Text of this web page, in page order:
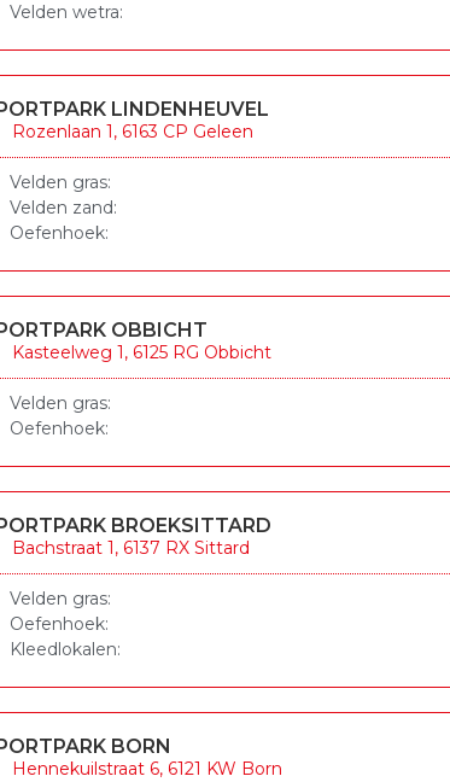
Velden wetra:
LINDENHEUVEL
Rozenlaan 1, 6163 CP Geleen
Velden gras:
Velden zand:
Oefenhoek:
OBBICHT
Kasteelweg 1, 6125 RG Obbicht
Velden gras:
Oefenhoek:
BROEKSITTARD
Bachstraat 1, 6137 RX Sittard
Velden gras:
Oefenhoek:
Kleedlokalen:
BORN
Hennekuilstraat 6, 6121 KW Born